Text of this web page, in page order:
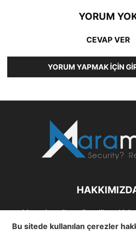
YORUM
CEVAP VER
YORUM YAPMAK İÇIN
Maramiro; siber güvenlik ve
alanlarıın sağlıklı büyümelerine
Bu sitede kullanılan çerezler